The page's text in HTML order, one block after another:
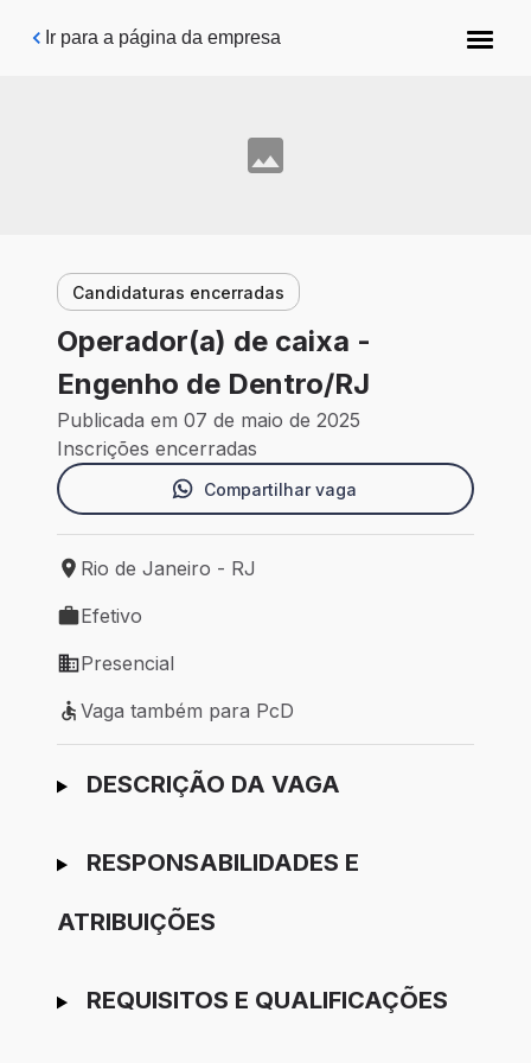
Pular para o conteúdo principal
Ir para a página da empresa
Candidaturas encerradas
Operador(a) de caixa -
Engenho de Dentro/RJ
Publicada em 07 de maio de 2025
Inscrições encerradas
Compartilhar vaga
Local de trabalho: Rio de Janeiro - RJ
Rio de Janeiro - RJ
Tipo de vaga: Efetivo
Efetivo
Modelo de trabalho: Presencial
Presencial
Vaga também para PcD
Vaga também para PcD
Ir para candidatura
DESCRIÇÃO DA VAGA
RESPONSABILIDADES E
ATRIBUIÇÕES
REQUISITOS E QUALIFICAÇÕES